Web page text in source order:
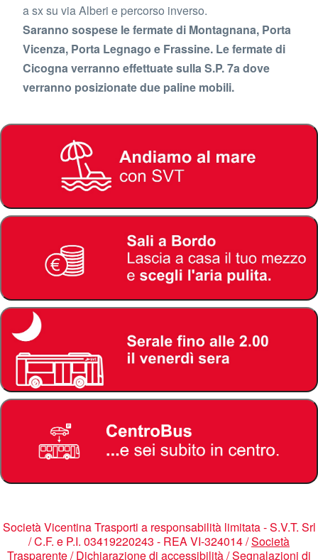
a sx su via Alberi e percorso inverso.
Saranno sospese le fermate di Montagnana, Porta
Vicenza, Porta Legnago e Frassine. Le fermate di
Cicogna verranno effettuate sulla S.P. 7a dove
verranno posizionate due paline mobili.
Società Vicentina Trasporti a responsabilità limitata - S.V.T. Srl
/ C.F. e P.I. 03419220243 - REA VI-324014 /Società
Trasparente/Dichiarazione di accessibilità/Segnalazioni di